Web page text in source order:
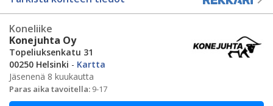
Koneliike
Konejuhta Oy
Topeliuksenkatu 31
00250 Helsinki - Kartta
Jäsenenä 8 kuukautta
Paras aika tavoitella: 9-17